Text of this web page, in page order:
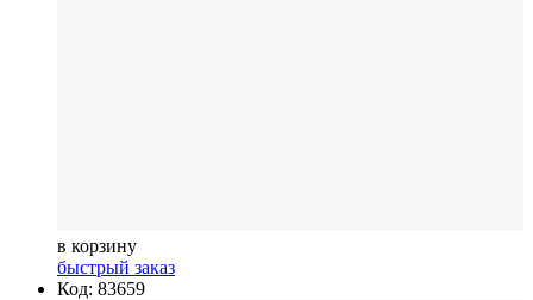
в корзину
быстрый заказ
Код: 83659